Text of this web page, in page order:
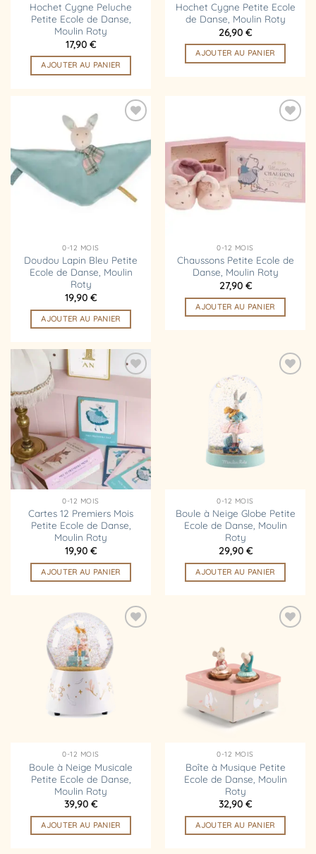
Hochet Cygne Peluche
Petite Ecole de Danse,
Moulin Roty
17,90 €
AJOUTER AU PANIER
Hochet Cygne Petite Ecole
de Danse, Moulin Roty
26,90 €
AJOUTER AU PANIER
à la
liste
d’envies
0-12 MOIS
Doudou Lapin Bleu Petite
Ecole de Danse, Moulin
Roty
19,90 €
AJOUTER AU PANIER
à la
liste
d’envies
0-12 MOIS
Chaussons Petite Ecole de
Danse, Moulin Roty
27,90 €
AJOUTER AU PANIER
liste
0-12 MOIS
Cartes 12 Premiers Mois
Petite Ecole de Danse,
Moulin Roty
19,90 €
AJOUTER AU PANIER
0-12 MOIS
Boule à Neige Globe Petite
Ecole de Danse, Moulin
Roty
29,90 €
AJOUTER AU PANIER
0-12 MOIS
Boule à Neige Musicale
Petite Ecole de Danse,
Moulin Roty
39,90 €
AJOUTER AU PANIER
0-12 MOIS
Boîte à Musique Petite
Ecole de Danse, Moulin
Roty
32,90 €
AJOUTER AU PANIER